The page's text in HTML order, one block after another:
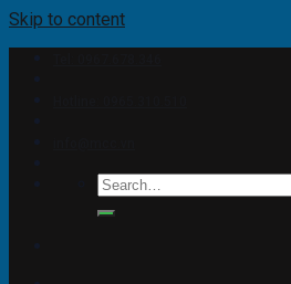
Skip to content